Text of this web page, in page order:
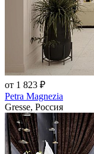
от 1 823 ₽
Petra Magnezia
Gresse, Россия